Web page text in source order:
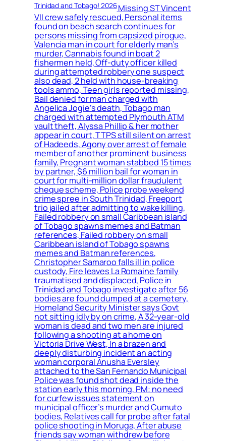
Trinidad and Tobago! 2026Missing ST Vincent
VII crew safely rescued, Personal items
found on beach search continues for
persons missing from capsized pirogue,
Valencia man in court for elderly man’s
murder, Cannabis found in boat 2
fishermen held, Off-duty officer killed
during attempted robbery one suspect
also dead, 2 held with house-breaking
tools ammo, Teen girls reported missing,
Bail denied for man charged with
Angelica Jogie’s death, Tobago man
charged with attempted Plymouth ATM
vault theft, Alyssa Phillip & her mother
appear in court, TTPS still silent on arrest
of Hadeeds, Agony over arrest of female
member of another prominent business
family, Pregnant woman stabbed 15 times
by partner, $6 million bail for woman in
court for multi-million dollar fraudulent
cheque scheme, Police probe weekend
crime spree in South Trinidad, Freeport
trio jailed after admitting to wake killing,
Failed robbery on small Caribbean island
of Tobago spawns memes and Batman
references, Failed robbery on small
Caribbean island of Tobago spawns
memes and Batman references,
Christopher Samaroo falls ill in police
custody, Fire leaves La Romaine family
traumatised and displaced, Police in
Trinidad and Tobago investigate after 56
bodies are found dumped at a cemetery,
Homeland Security Minister says Govt
not sitting idly by on crime, A 32-year-old
woman is dead and two men are injured
following a shooting at a home on
Victoria Drive West, In a brazen and
deeply disturbing incident an acting
woman corporal Anusha Eversley
attached to the San Fernando Municipal
Police was found shot dead inside the
station early this morning, PM: no need
for curfew issues statement on
municipal officer’s murder and Cumuto
bodies, Relatives call for probe after fatal
police shooting in Moruga, After abuse
friends say woman withdrew before